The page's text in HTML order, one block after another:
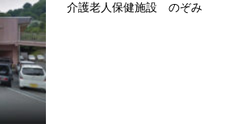
介護老人保健施設 のぞみ